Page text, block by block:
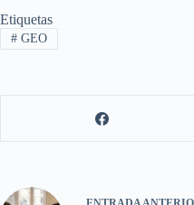
Etiquetas
#GEO